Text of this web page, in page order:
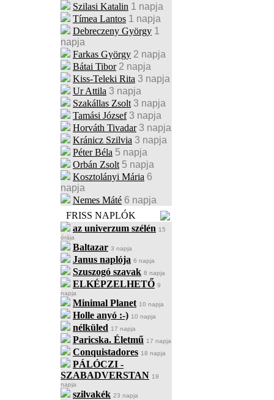
Szilasi Katalin 1 napja
Tímea Lantos 1 napja
Debreczeny György 1
napja
Farkas György 2 napja
Bátai Tibor 2 napja
Kiss-Teleki Rita 3 napja
Ur Attila 3 napja
Szakállas Zsolt 3 napja
Tamási József 3 napja
Horváth Tivadar 3 napja
Kránicz Szilvia 3 napja
Péter Béla 5 napja
Orbán Zsolt 5 napja
Kosztolányi Mária 6
napja
Nemes Máté 6 napja
FRISS NAPLÓK
az univerzum szélén 15
órája
Baltazar 3 napja
Janus naplója 6 napja
Szuszogó szavak 8 napja
ELKÉPZELHETŐ 9
napja
Minimal Planet 10 napja
Holle anyó :-) 10 napja
nélküled 17 napja
Paricska. Életmű 17 napja
Conquistadores 18 napja
PÁLÓCZI -
SZABADVERSTAN 19
napja
szilvakék 23 napja